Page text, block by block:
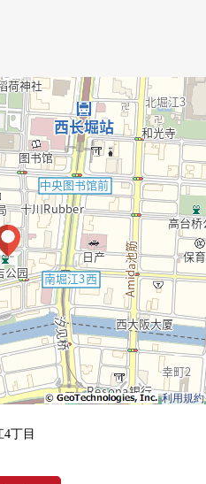
有)
店约70m
助的━━━━━・・・
向，请跟我们联系。
利用規約
丁目